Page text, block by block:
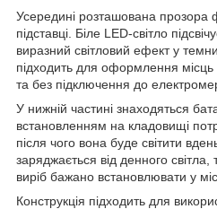
Усередині розташована прозора
підставці. Біле LED-світло
виразний світловий ефект у
підходить для оформлення місць
та без підключення до
У нижній частині знаходяться
встановленням на кладовищі
після чого вона буде світити
заряджається від денного
виріб бажано встановлювати у
Конструкція підходить для